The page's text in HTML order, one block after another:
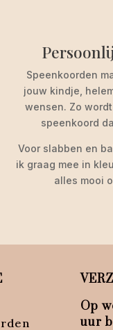
Speenkoorden
jouw kindje,
wensen. Zo
speenkoord
Voor slabben en
ik graag mee in
alles mooi
Op
uur